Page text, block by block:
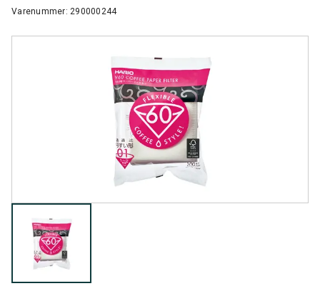
Varenummer: 290000244